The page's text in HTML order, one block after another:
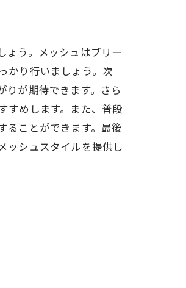
ょう。メッシュはブリー
かり行いましょう。次
りが期待できます。さら
すめします。また、普段
ることができます。最後
ッシュスタイルを提供し